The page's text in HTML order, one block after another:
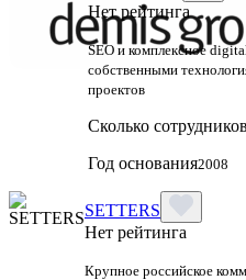
Нет рейтинга
SEO и комплексное
собственными
проектов
Сколько сотрудников
Год основания2008
SETTERS
Нет рейтинга
Крупное российское